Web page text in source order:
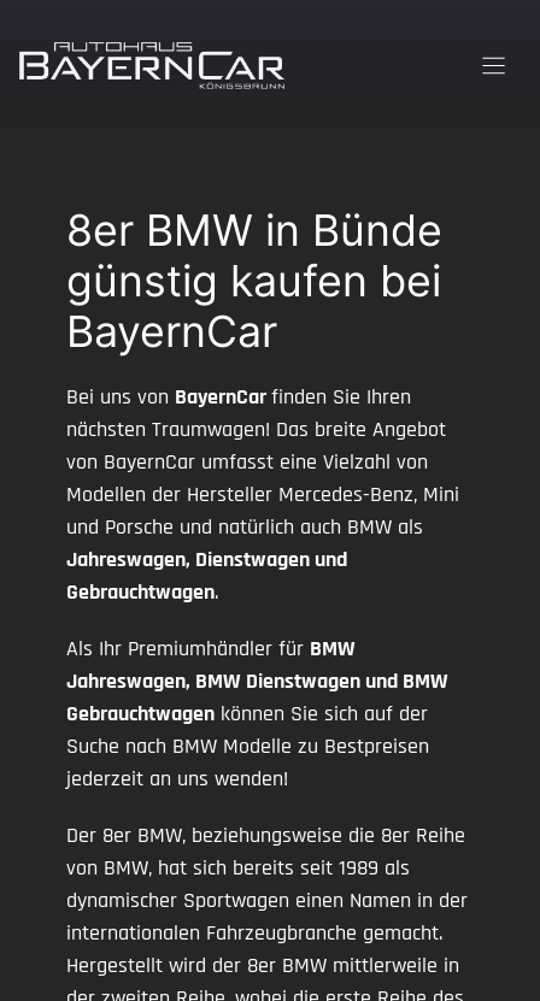
Inhalt
springen
8er BMW in Bünde
günstig kaufen bei
BayernCar
Bei uns von BayernCarfinden Sie Ihren
nächsten Traumwagen! Das breite Angebot
von BayernCar umfasst eine Vielzahl von
Modellen der Hersteller Mercedes-Benz, Mini
und Porsche und natürlich auch BMW als
Jahreswagen, Dienstwagen und
Gebrauchtwagen.
Als Ihr Premiumhändler für BMW
Jahreswagen, BMW Dienstwagen und BMW
Gebrauchtwagen können Sie sich auf der
Suche nach BMW Modelle zu Bestpreisen
jederzeit an uns wenden!
Der 8er BMW, beziehungsweise die 8er Reihe
von BMW, hat sich bereits seit 1989 als
dynamischer Sportwagen einen Namen in der
internationalen Fahrzeugbranche gemacht.
Hergestellt wird der 8er BMW mittlerweile in